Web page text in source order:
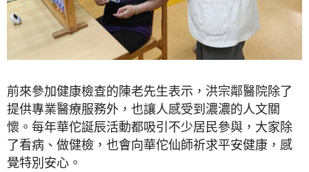
前來參加健康檢查的陳老先生表示，洪宗鄰醫院除了
提供專業醫療服務外，也讓人感受到濃濃的人文關
懷。每年華佗誕辰活動都吸引不少居民參與，大家除
了看病、做健檢，也會向華佗仙師祈求平安健康，感
覺特別安心。